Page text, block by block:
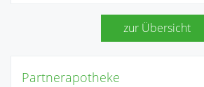
zur Übersicht
Partnerapotheke